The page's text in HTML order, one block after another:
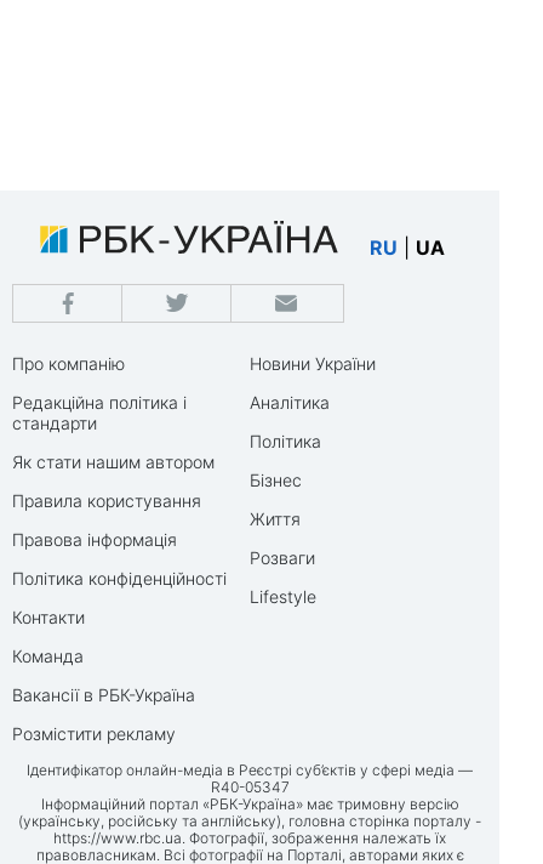
RU UA
Про компанію
Редакційна політика і
стандарти
Як стати нашим автором
Правила користування
Правова інформація
Політика конфіденційності
Контакти
Команда
Вакансії в РБК-Україна
Розмістити рекламу
Новини України
Аналітика
Політика
Бізнес
Життя
Розваги
Lifestyle
Ідентифікатор онлайн-медіа в Реєстрі суб’єктів у сфері медіа —
R40-05347
Інформаційний портал «РБК-Україна» має тримовну версію
(українську, російську та англійську), головна сторінка порталу -
https://www.rbc.ua. Фотографії, зображення належать їх
правовласникам. Всі фотографії на Порталі, авторами яких є